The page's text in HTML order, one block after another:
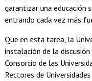
garantizar una educación
entrando cada vez más
Que en esta tarea, la
instalación de la
Consorcio de las
Rectores de